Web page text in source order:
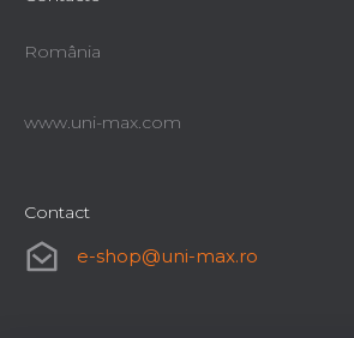
România
www.uni-max.com
Contact
e-shop@uni-max.ro